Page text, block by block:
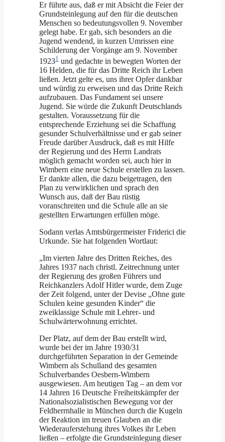
Er führte aus, daß er mit Absicht die Feier der
Grundsteinlegung auf den für die deutschen
Menschen so bedeutungsvollen 9. November
gelegt habe. Er gab, sich besonders an die
Jugend wendend, in kurzen Umrissen eine
Schilderung der Vorgänge am 9. November
19231 und gedachte in bewegten Worten der
16 Helden, die für das Dritte Reich ihr Leben
ließen. Jetzt gelte es, uns ihrer Opfer dankbar
und würdig zu erweisen und das Dritte Reich
aufzubauen. Das Fundament sei unsere
Jugend. Sie würde die Zukunft Deutschlands
gestalten. Voraussetzung für die
entsprechende Erziehung sei die Schaffung
gesunder Schulverhältnisse und er gab seiner
Freude darüber Ausdruck, daß es mit Hilfe
der Regierung und des Herrn Landrats
möglich gemacht worden sei, auch hier in
Wimbern eine neue Schule erstellen zu lassen.
Er dankte allen, die dazu beigetragen, den
Plan zu verwirklichen und sprach den
Wunsch aus, daß der Bau rüstig
voranschreiten und die Schule alle an sie
gestellten Erwartungen erfüllen möge.
Sodann verlas Amtsbürgermeister Friderici die
Urkunde. Sie hat folgenden Wortlaut:
„Im vierten Jahre des Dritten Reiches, des
Jahres 1937 nach christl. Zeitrechnung unter
der Regierung des großen Führers und
Reichkanzlers Adolf Hitler wurde, dem Zuge
der Zeit folgend, unter der Devise „Ohne gute
Schulen keine gesunden Kinder“ die
zweiklassige Schule mit Lehrer- und
Schulwärterwohnung errichtet.
Der Platz, auf dem der Bau erstellt wird,
wurde bei der im Jahre 1930/31
durchgeführten Separation in der Gemeinde
Wimbern als Schulland des gesamten
Schulverbandes Oesbern-Wimbern
ausgewiesen. Am heutigen Tag – an dem vor
14 Jahren 16 Deutsche Freiheitskämpfer der
Nationalsozialistischen Bewegung vor der
Feldherrnhalle in München durch die Kugeln
der Reaktion im treuen Glauben an die
Wiederauferstehung ihres Volkes ihr Leben
ließen – erfolgte die Grundsteinlegung dieser